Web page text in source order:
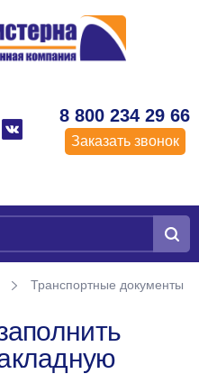
8 800 234 29 66
Заказать звонок
Транспортные документы